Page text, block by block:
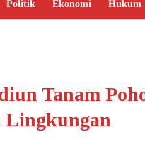
Politik Ekonomi Hukum
Tanam
Lingkungan